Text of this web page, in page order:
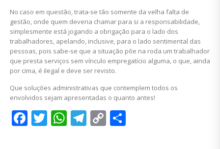
No caso em questão, trata-se tão somente da velha falta de
gestão, onde quem deveria chamar para si a responsabilidade,
simplesmente está jogando a obrigação para o lado dos
trabalhadores, apelando, inclusive, para o lado sentimental das
pessoas, pois sabe-se que a situação põe na roda um trabalhador
que presta serviços sem vínculo empregatício alguma, o que, ainda
por cima, é ilegal e deve ser revisto.
Que soluções administrativas que contemplem todos os
envolvidos sejam apresentadas o quanto antes!
Facebook
Twitter
WhatsApp
Telegram
Copy